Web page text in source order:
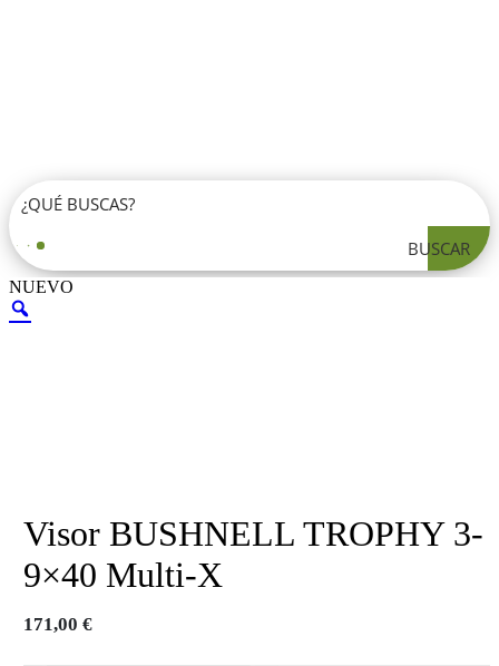
BUSCAR
NUEVO
Visor BUSHNELL TROPHY 3-
9×40 Multi-X
171,00 €